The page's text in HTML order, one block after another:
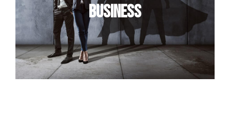
Business